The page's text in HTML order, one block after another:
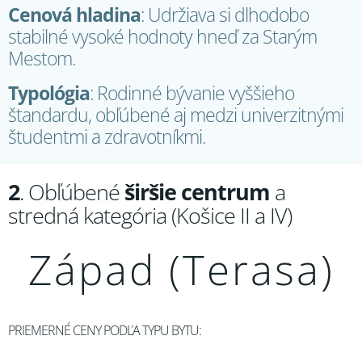
Cenová hladina: Udržiava si dlhodobo
stabilné vysoké hodnoty hneď za Starým
Mestom.
Typológia: Rodinné bývanie vyššieho
štandardu, obľúbené aj medzi univerzitnými
študentmi a zdravotníkmi.
2. Obľúbenéširšie centrum a
stredná kategória (Košice II a IV)
Západ (Terasa)
PRIEMERNÉ CENY PODĽA TYPU BYTU: